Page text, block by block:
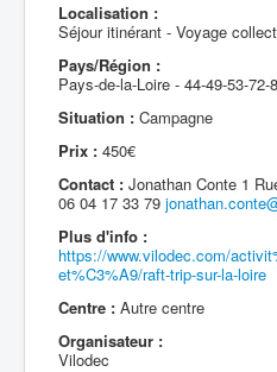
Localisation :
Séjour itinérant - Voyage
Pays/Région :
Pays-de-la-Loire - 44-49-53-72-
Situation : Campagne
Prix : 450€
Contact : Jonathan Conte 1
06 04 17 33 79
Plus d'info :
https://www.vilodec.com/
et%C3%A9/raft-trip-sur-la-loire
Centre : Autre centre
Organisateur :
Vilodec